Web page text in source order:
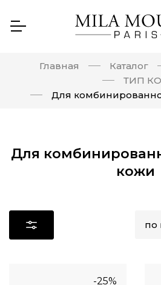
Главная Каталог
ТИП
Для
Для
кожи
по
-25%